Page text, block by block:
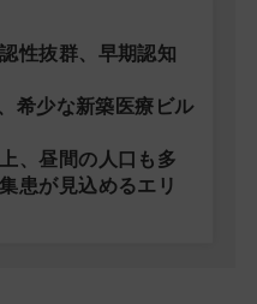
性抜群、早期認知
希少な新築医療ビル
、昼間の人口も多
患が見込めるエリ